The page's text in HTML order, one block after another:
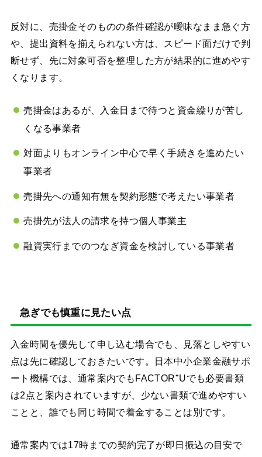
反対に、売掛金そのものの条件確認が曖昧なまま急ぐ方
や、提出資料を揃えられない方は、スピード面だけで判
断せず、先に対象可否を整理した方が結果的に進めやす
くなります。
売掛金はあるが、入金日まで待つと資金繰りが苦し
くなる事業者
対面よりもオンライン中心で早く手続きを進めたい
事業者
売掛先への通知有無を契約形態で考えたい事業者
売掛先が法人の請求を持つ個人事業主
融資実行までのつなぎ資金を検討している事業者
急ぎでも慎重に見たい点
入金時間を優先して申し込む場合でも、見落としやすい
点は先に確認しておきたいです。日本中小企業金融サポ
ート機構では、通常案内でもFACTOR⁺Uでも必要書類
は2点と案内されていますが、少ない書類で進めやすい
ことと、誰でも同じ時間で着金することは別です。
通常案内では17時までの契約完了が即日振込の目安で